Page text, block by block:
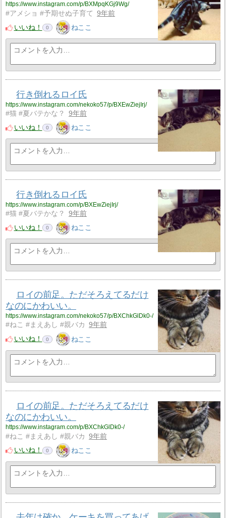
https://www.instagram.com/p/BXMpqKGj9Wg/
#アメショ #予期せぬ子育て
9年前
いいね！
0 ねここ
行き倒れるロイ氏
https://www.instagram.com/nekoko57/p/BXEwZiejIrj/
#猫 #夏バテかな？
9年前
いいね！
0 ねここ
行き倒れるロイ氏
https://www.instagram.com/p/BXEwZiejIrj/
#猫 #夏バテかな？
9年前
いいね！
0 ねここ
ロイの前足。ただそろえてるだけ
なのにかわいい。
https://www.instagram.com/nekoko57/p/BXChkGlDk0-/
#ねこ #まえあし #親バカ
9年前
いいね！
0 ねここ
ロイの前足。ただそろえてるだけ
なのにかわいい。
https://www.instagram.com/p/BXChkGlDk0-/
#ねこ #まえあし #親バカ
9年前
いいね！
0 ねここ